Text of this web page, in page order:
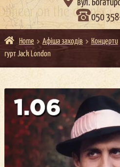
вул.
050
Home Афіша заходів Концерти
гурт Jack London